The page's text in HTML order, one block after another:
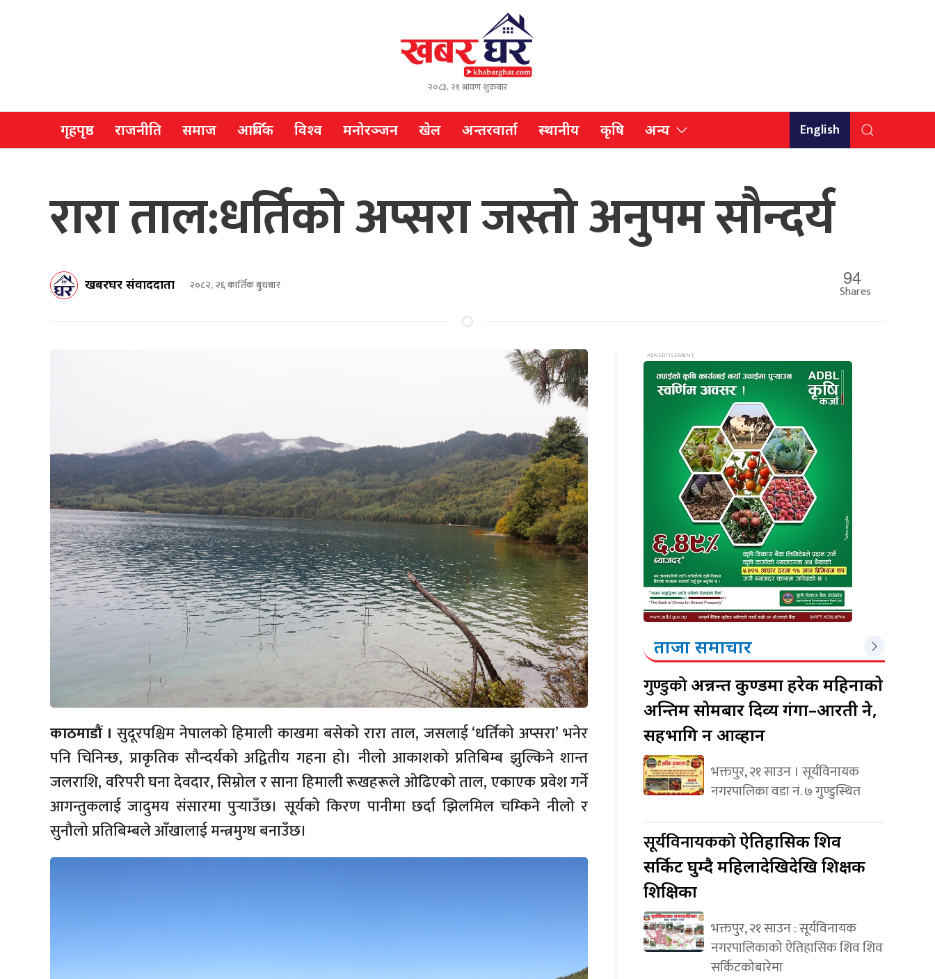
२०८३, २१ श्रावण शुक्रबार
गृहपृष्ठ राजनीति समाज आर्थिक विश्व मनोरञ्जन खेल अन्तरवार्ता स्थानीय कृषि अन्य English
रारा ताल:धर्तिको अप्सरा जस्तो अनुपम सौन्दर्य
खबरघर संवाददाता २०८२, २६ कार्तिक बुधबार 94
Shares
काठमाडौं । सुदूरपश्चिम नेपालको हिमाली काखमा बसेको रारा ताल, जसलाई ‘धर्तिको अप्सरा’ भनेर
पनि चिनिन्छ, प्राकृतिक सौन्दर्यको अद्वितीय गहना हो। नीलो आकाशको प्रतिबिम्ब झुल्किने शान्त
जलराशि, वरिपरी घना देवदार, सिम्रोल र साना हिमाली रूखहरूले ओढिएको ताल, एकाएक प्रवेश गर्ने
आगन्तुकलाई जादुमय संसारमा पुर्‍याउँछ। सूर्यको किरण पानीमा छर्दा झिलमिल चम्किने नीलो र
सुनौलो प्रतिबिम्बले आँखालाई मन्त्रमुग्ध बनाउँछ।
ताजा समाचार
गुण्डुकोअन्नन्त कुण्डमा हरेक महिनाको
अन्तिम सोमबार दिव्य गंगा–आरती हुने,
सहभागि हुन आव्हान
भक्तपुर, २१ साउन । सूर्यविनायक
नगरपालिका वडा नं. ७ गुण्डुस्थित
सूर्यविनायककोऐतिहासिक शिव
सर्किट घुम्दै महिलादेखिदेखि शिक्षक
शिक्षिका
भक्तपुर, २१ साउन : सूर्यविनायक
नगरपालिकाको ऐतिहासिक शिव शिव
सर्किटकोबारेमा